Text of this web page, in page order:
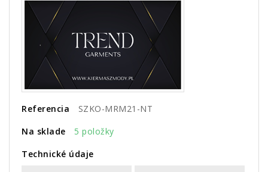
Referencia
SZKO-MRM21-NT
Na sklade
5 položky
Technické údaje